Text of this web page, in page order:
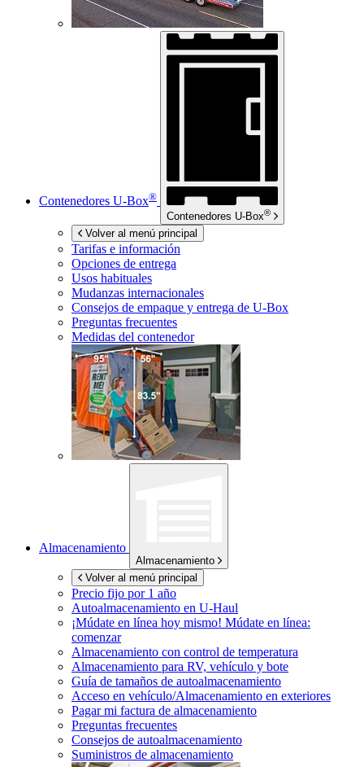
Contenedores U-Box®
Contenedores U-Box®
Volver al menú principal
Tarifas e información
Opciones de entrega
Usos habituales
Mudanzas internacionales
Consejos de empaque y entrega de U-Box
Preguntas frecuentes
Medidas del contenedor
Almacenamiento
Almacenamiento
Volver al menú principal
Precio fijo por 1 año
Autoalmacenamiento en U-Haul
¡Múdate en línea hoy mismo! Múdate en línea:
comenzar
Almacenamiento con control de temperatura
Almacenamiento para RV, vehículo y bote
Guía de tamaños de autoalmacenamiento
Acceso en vehículo/Almacenamiento en exteriores
Pagar mi factura de almacenamiento
Preguntas frecuentes
Consejos de autoalmacenamiento
Suministros de almacenamiento